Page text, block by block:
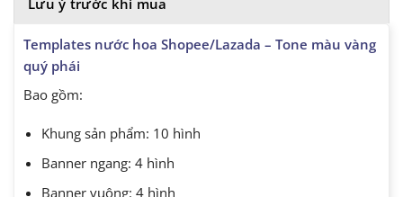
Lưu ý trước khi mua
Templates nước hoa Shopee/Lazada – Tone màu vàng
quý phái
Bao gồm:
Khung sản phẩm: 10 hình
Banner ngang: 4 hình
Banner vuông: 4 hình